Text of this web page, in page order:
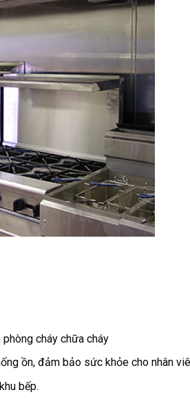
cháy chữa cháy
ồn, đảm bảo sức khỏe cho nhân
bếp.